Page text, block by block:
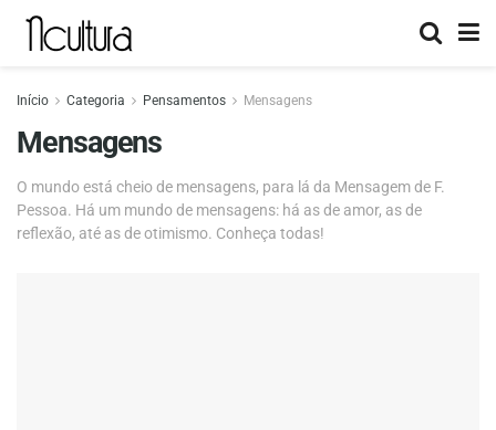
Início Categoria Pensamentos Mensagens
Mensagens
O mundo está cheio de mensagens, para lá da Mensagem de F.
Pessoa. Há um mundo de mensagens: há as de amor, as de
reflexão, até as de otimismo. Conheça todas!